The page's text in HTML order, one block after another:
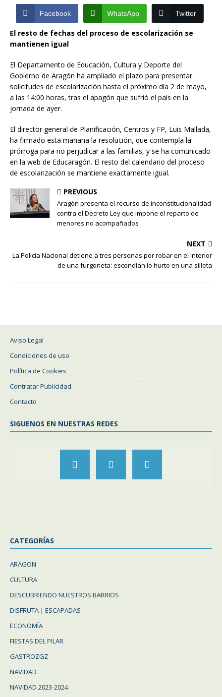
Facebook WhatsApp Twitter
El resto de fechas del proceso de escolarización se
mantienen igual
El Departamento de Educación, Cultura y Deporte del
Gobierno de Aragón ha ampliado el plazo para presentar
solicitudes de escolarización hasta el próximo día 2 de mayo,
a las 14:00 horas, tras el apagón que sufrió el país en la
jornada de ayer.
El director general de Planificación, Centros y FP, Luis Mallada,
ha firmado esta mañana la resolución, que contempla la
prórroga para no perjudicar a las familias, y se ha comunicado
en la web de Educaragón. El resto del calendario del proceso
de escolarización se mantiene exactamente igual.
PREVIOUS
Aragón presenta el recurso de inconstitucionalidad
contra el Decreto Ley que impone el reparto de
menores no acompañados
NEXT
La Policía Nacional detiene a tres personas por robar en el interior
de una furgoneta: escondían lo hurto en una silleta
Aviso Legal
Condiciones de uso
Política de Cookies
Contratar Publicidad
Contacto
SIGUENOS EN NUESTRAS REDES
CATEGORÍAS
ARAGON
CULTURA
DESCUBRIENDO NUESTROS BARRIOS
DISFRUTA | ESCAPADAS
ECONOMÍA
FIESTAS DEL PILAR
GASTROZGZ
NAVIDAD
NAVIDAD 2023-2024